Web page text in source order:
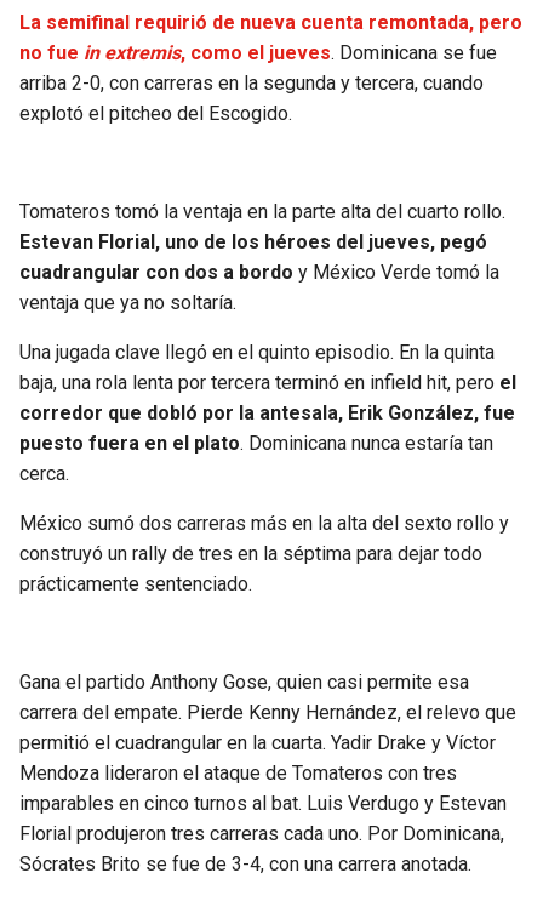
La semifinal requirió de nueva cuenta remontada, pero
no fue in extremis, como el jueves. Dominicana se fue
arriba 2-0, con carreras en la segunda y tercera, cuando
explotó el pitcheo del Escogido.
Tomateros tomó la ventaja en la parte alta del cuarto rollo.
Estevan Florial, uno de los héroes del jueves, pegó
cuadrangular con dos a bordo y México Verde tomó la
ventaja que ya no soltaría.
Una jugada clave llegó en el quinto episodio. En la quinta
baja, una rola lenta por tercera terminó en infield hit, pero el
corredor que dobló por la antesala, Erik González, fue
puesto fuera en el plato. Dominicana nunca estaría tan
cerca.
México sumó dos carreras más en la alta del sexto rollo y
construyó un rally de tres en la séptima para dejar todo
prácticamente sentenciado.
Gana el partido Anthony Gose, quien casi permite esa
carrera del empate. Pierde Kenny Hernández, el relevo que
permitió el cuadrangular en la cuarta. Yadir Drake y Víctor
Mendoza lideraron el ataque de Tomateros con tres
imparables en cinco turnos al bat. Luis Verdugo y Estevan
Florial produjeron tres carreras cada uno. Por Dominicana,
Sócrates Brito se fue de 3-4, con una carrera anotada.